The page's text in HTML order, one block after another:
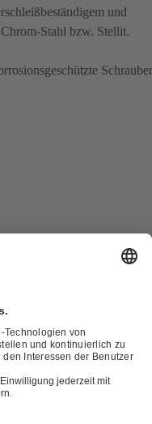
und
Stahl bzw. Stellit.